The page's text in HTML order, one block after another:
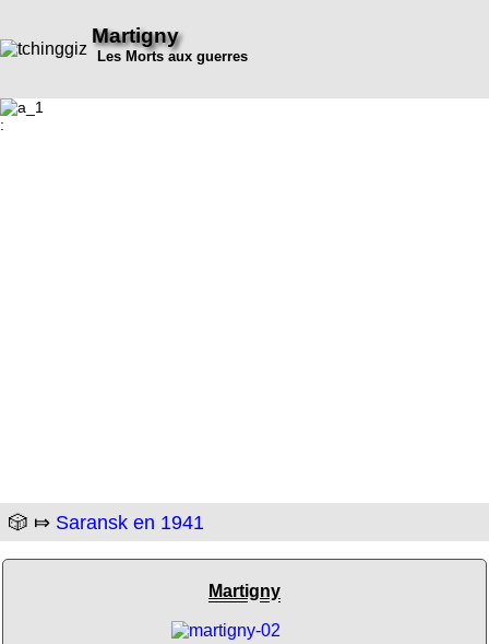
Martigny
Les Morts aux guerres
:
🎲 ⤇ Saransk en 1941
Martigny